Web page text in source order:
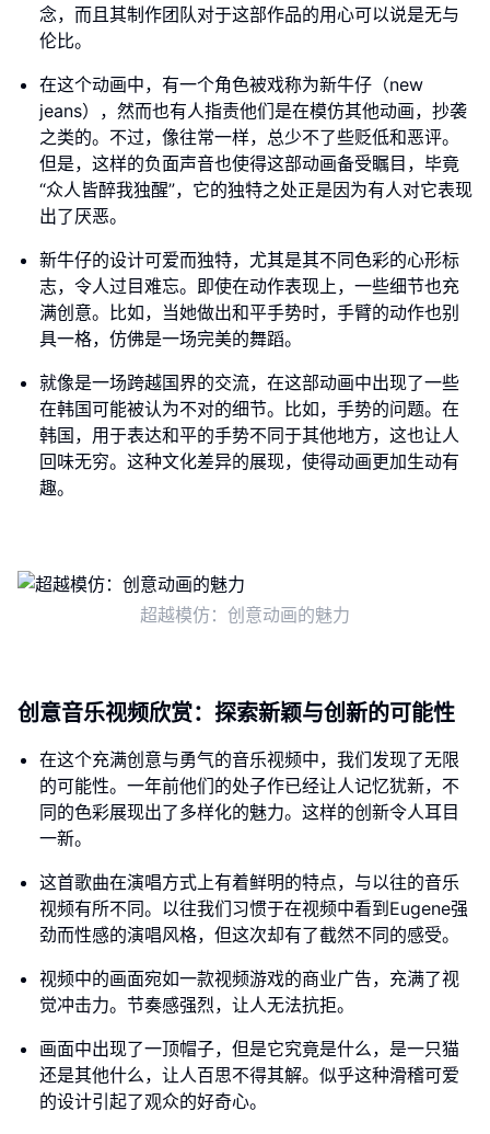
念，而且其制作团队对于这部作品的用心可以说是无与
伦比。
在这个动画中，有一个角色被戏称为新牛仔（new
jeans），然而也有人指责他们是在模仿其他动画，抄袭
之类的。不过，像往常一样，总少不了些贬低和恶评。
但是，这样的负面声音也使得这部动画备受瞩目，毕竟
“众人皆醉我独醒”，它的独特之处正是因为有人对它表现
出了厌恶。
新牛仔的设计可爱而独特，尤其是其不同色彩的心形标
志，令人过目难忘。即使在动作表现上，一些细节也充
满创意。比如，当她做出和平手势时，手臂的动作也别
具一格，仿佛是一场完美的舞蹈。
就像是一场跨越国界的交流，在这部动画中出现了一些
在韩国可能被认为不对的细节。比如，手势的问题。在
韩国，用于表达和平的手势不同于其他地方，这也让人
回味无穷。这种文化差异的展现，使得动画更加生动有
趣。
超越模仿：创意动画的魅力
创意音乐视频欣赏：探索新颖与创新的可能性
在这个充满创意与勇气的音乐视频中，我们发现了无限
的可能性。一年前他们的处子作已经让人记忆犹新，不
同的色彩展现出了多样化的魅力。这样的创新令人耳目
一新。
这首歌曲在演唱方式上有着鲜明的特点，与以往的音乐
视频有所不同。以往我们习惯于在视频中看到Eugene强
劲而性感的演唱风格，但这次却有了截然不同的感受。
视频中的画面宛如一款视频游戏的商业广告，充满了视
觉冲击力。节奏感强烈，让人无法抗拒。
画面中出现了一顶帽子，但是它究竟是什么，是一只猫
还是其他什么，让人百思不得其解。似乎这种滑稽可爱
的设计引起了观众的好奇心。